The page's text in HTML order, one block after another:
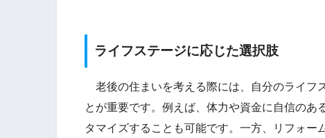
ライフステージに応じた選択肢
老後の住まいを考える際には、自分のライフ
とが重要です。例えば、体力や資金に自信のあ
タマイズすることも可能です。一方、リフォ